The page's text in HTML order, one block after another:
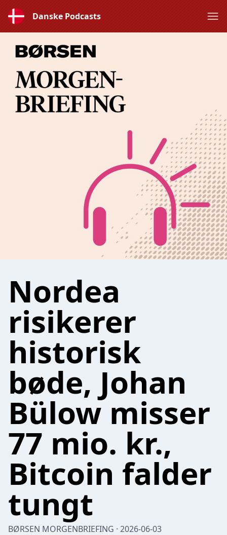
Danske Podcasts
Nordea
risikerer
historisk
bøde, Johan
Bülow misser
77 mio. kr.,
Bitcoin falder
tungt
BØRSEN MORGENBRIEFING · 2026-06-03